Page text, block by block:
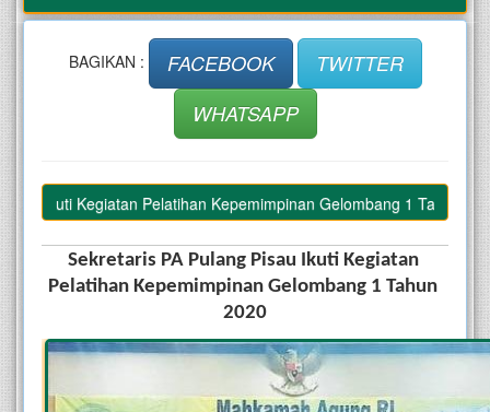
BAGIKAN : FACEBOOK
TWITTER
WHATSAPP
Ikuti Kegiatan Pelatihan Kepemimpinan Gelombang 1 Tahun 2020
Sekretaris PA Pulang Pisau Ikuti Kegiatan
Pelatihan Kepemimpinan Gelombang 1 Tahun
2020